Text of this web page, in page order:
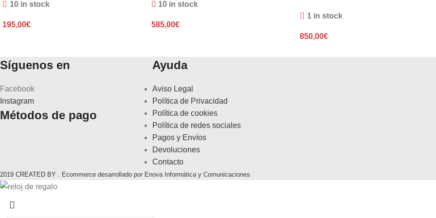
10 in stock
195,00€
10 in stock
585,00€
1 in stock
850,00€
Síguenos en
Facebook
Instagram
Métodos de pago
Ayuda
Aviso Legal
Política de Privacidad
Política de cookies
Política de redes sociales
Pagos y Envíos
Devoluciones
Contacto
2019 CREATED BY . Ecommerce desarrollado por Enova Informática y Comunicaciones